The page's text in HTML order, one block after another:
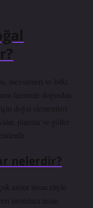
mevsimleri ve bitki
üzerinde doğrudan
doğal elementleri
platolar ve göller
nelerdir?
unsur insan eliyle
unsurlara insan